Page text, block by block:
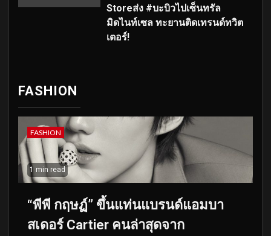
Storeส่ง #บะบิวไปเซ็นทรัล
มิดไนท์เซล ทะยานติดเทรนด์ทวิต
เตอร์!
FASHION
FASHION
1 min read
“พีพี กฤษฏ์” ขึ้นแท่นแบรนด์แอมบา
สเดอร์ Cartier คนล่าสุดจาก